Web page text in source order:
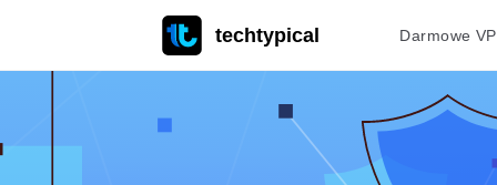
techtypical Darmowe